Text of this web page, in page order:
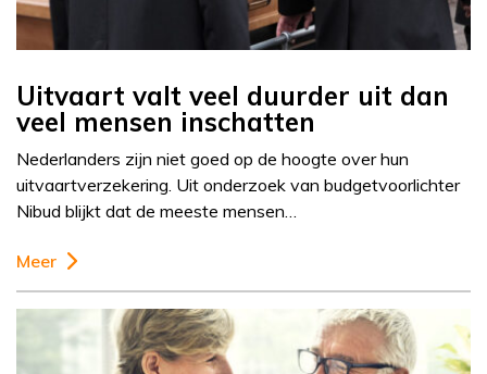
Uitvaart valt veel duurder uit dan
veel mensen inschatten
Nederlanders zijn niet goed op de hoogte over hun
uitvaartverzekering. Uit onderzoek van budgetvoorlichter
Nibud blijkt dat de meeste mensen…
Meer